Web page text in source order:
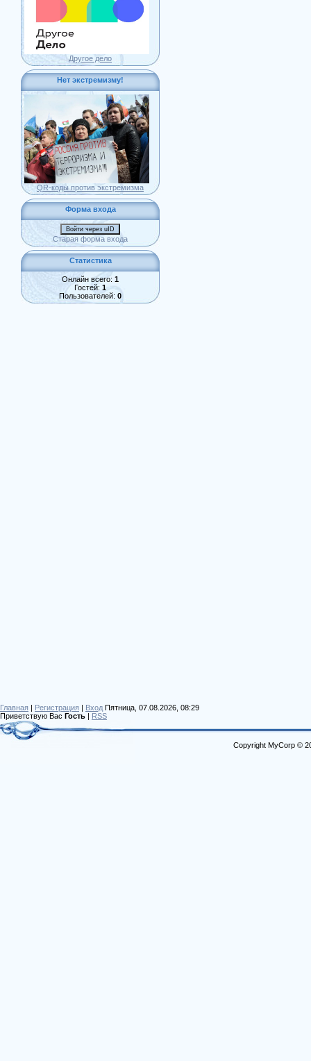
Другое дело
Нет экстремизму!
QR-коды против экстремизма
Форма входа
Войти через uID
Старая форма входа
Статистика
Онлайн всего: 1
Гостей: 1
Пользователей: 0
Главная | Регистрация | Вход Пятница, 07.08.2026, 08:29
Приветствую Вас Гость | RSS
Copyright MyCorp ©